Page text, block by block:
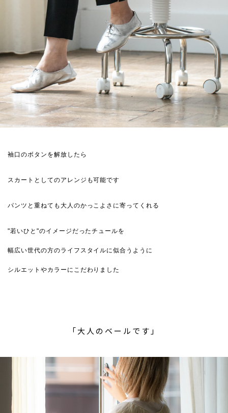
袖口のボタンを解放したら
スカートとしてのアレンジも可能です
パンツと重ねても大人のかっこよさに寄ってくれる
"若いひと"のイメージだったチュールを
幅広い世代の方のライフスタイルに似合うように
シルエットやカラーにこだわりました
「大人のベールです」